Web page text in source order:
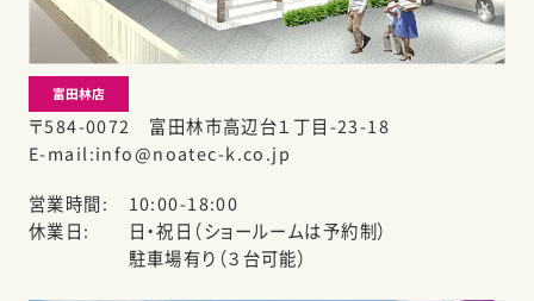
富田林店
〒584-0072 富田林市高辺台１丁目-23-18
E-mail info@noatec-k.co.jp
営業時間
10:00-18:00
休業日
日・祝日（ショールームは予約制）
駐車場有り（３台可能）